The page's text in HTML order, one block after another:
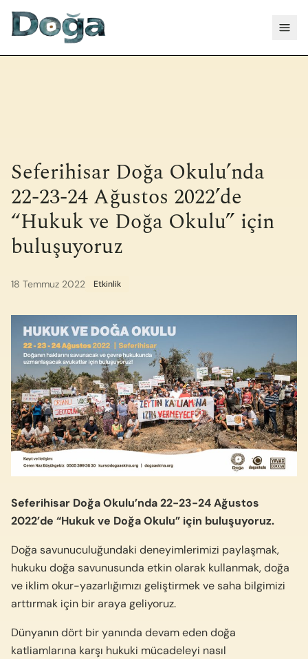
Seferihisar Doğa Okulu’nda
22-23-24 Ağustos 2022’de
“Hukuk ve Doğa Okulu” için
buluşuyoruz
18 Temmuz 2022 Etkinlik
Seferihisar Doğa Okulu’nda 22-23-24 Ağustos
2022’de “Hukuk ve Doğa Okulu” için buluşuyoruz.
Doğa savunuculuğundaki deneyimlerimizi paylaşmak,
hukuku doğa savunusunda etkin olarak kullanmak, doğa
ve iklim okur-yazarlığımızı geliştirmek ve saha bilgimizi
arttırmak için bir araya geliyoruz.
Dünyanın dört bir yanında devam eden doğa
katliamlarına karşı hukuki mücadeleyi nasıl